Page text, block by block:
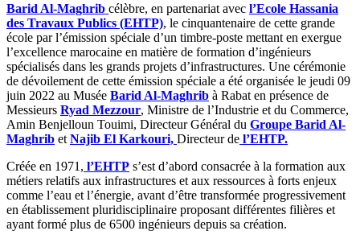
Barid Al-Maghrib célèbre, en partenariat avec l’Ecole Hassania
des Travaux Publics (EHTP), le cinquantenaire de cette grande
école par l’émission spéciale d’un timbre-poste mettant en exergue
l’excellence marocaine en matière de formation d’ingénieurs
spécialisés dans les grands projets d’infrastructures. Une cérémonie
de dévoilement de cette émission spéciale a été organisée le jeudi 09
juin 2022 au Musée Barid Al-Maghrib à Rabat en présence de
Messieurs Ryad Mezzour, Ministre de l’Industrie et du Commerce,
Amin Benjelloun Touimi, Directeur Général du Groupe Barid Al-
Maghrib et Najib El Karkouri, Directeur de l’EHTP.
Créée en 1971, l’EHTP s’est d’abord consacrée à la formation aux
métiers relatifs aux infrastructures et aux ressources à forts enjeux
comme l’eau et l’énergie, avant d’être transformée progressivement
en établissement pluridisciplinaire proposant différentes filières et
ayant formé plus de 6500 ingénieurs depuis sa création.